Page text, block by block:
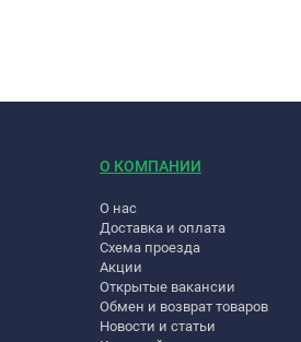
О КОМПАНИИ
О нас
Доставка и оплата
Схема проезда
Акции
Открытые вакансии
Обмен и возврат товаров
Новости и статьи